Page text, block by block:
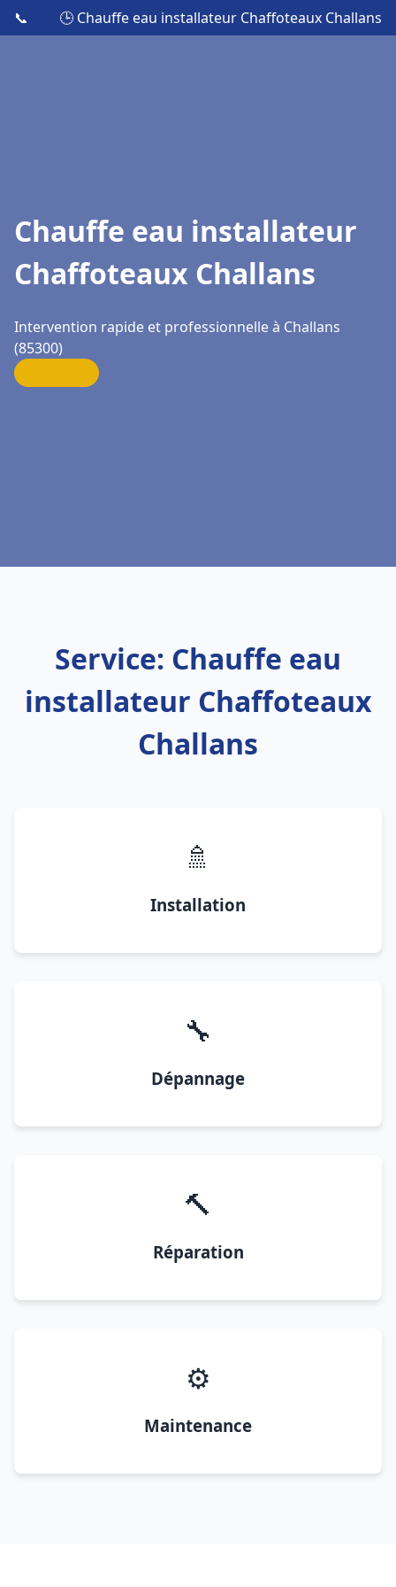
📞 🕒 Chauffe eau installateur Chaffoteaux Challans
Chauffe eau installateur
Chaffoteaux Challans
Intervention rapide et professionnelle à Challans
(85300)
Service: Chauffe eau
installateur Chaffoteaux
Challans
🚿
Installation
🔧
Dépannage
🔨
Réparation
⚙️
Maintenance